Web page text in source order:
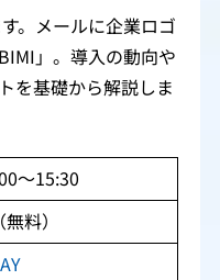
。メールに企業ロゴ
」。導入の動向や
を基礎から解説しま
～15:30
料）